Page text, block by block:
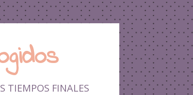
TIEMPOS FINALES